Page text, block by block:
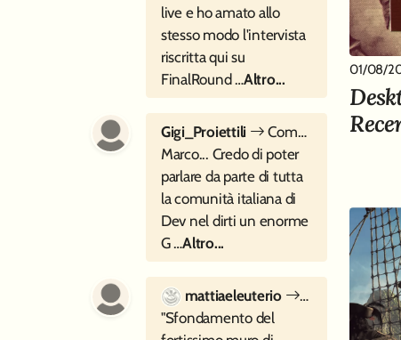
live e ho amato allo
stesso modo l'intervista
riscritta qui su
FinalRound …Altro...
Gigi_Proiettili
Come si inventa Cocoon? - Intervista a Geometric Interactive
Marco... Credo di poter
parlare da parte di tutta
la comunità italiana di
Dev nel dirti un enorme
G …Altro...
mattiaeleuterio
Sette cartoline
"Sfondamento del
01/08/